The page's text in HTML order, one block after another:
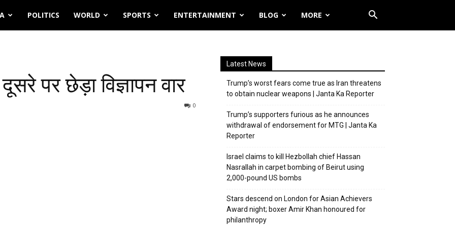
POLITICS WORLD SPORTS ENTERTAINMENT BLOG MORE
पर छेड़ा विज्ञापन वार
0
Latest News
Trump’s worst fears come true as Iran threatens
to obtain nuclear weapons | Janta Ka Reporter
Trump’s supporters furious as he announces
withdrawal of endorsement for MTG | Janta Ka
Reporter
Israel claims to kill Hezbollah chief Hassan
Nasrallah in carpet bombing of Beirut using
2,000-pound US bombs
Stars descend on London for Asian Achievers
Award night; boxer Amir Khan honoured for
philanthropy